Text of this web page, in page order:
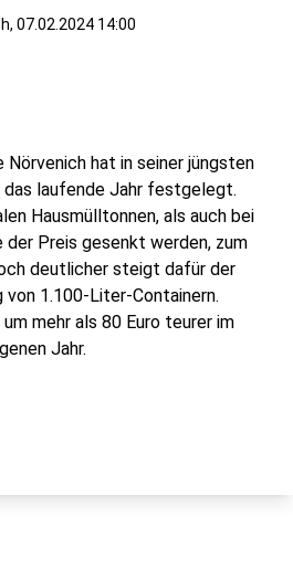
07.02.2024 14:00
Nörvenich hat in seiner jüngsten
laufende Jahr festgelegt.
Hausmülltonnen, als auch bei
Preis gesenkt werden, zum
deutlicher steigt dafür der
von 1.100-Liter-Containern.
mehr als 80 Euro teurer im
Jahr.